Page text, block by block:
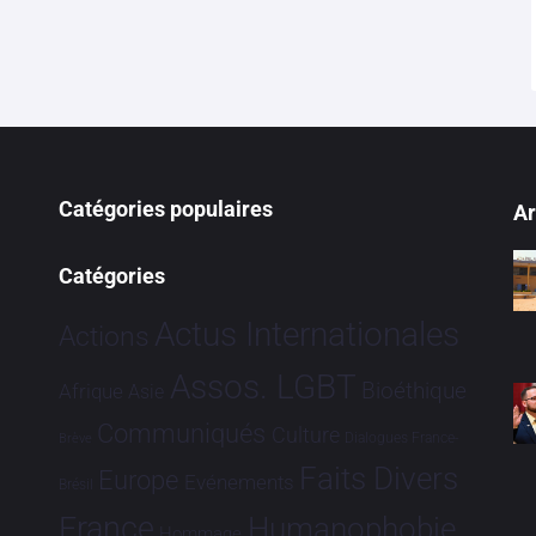
Catégories populaires
Catégories
Actions Actus Internationales
Afrique Asie Assos. LGBT Bioéthique
Brève Communiqués Culture Dialogues France-
Brésil Europe Evénements Faits Divers
Humanophobie